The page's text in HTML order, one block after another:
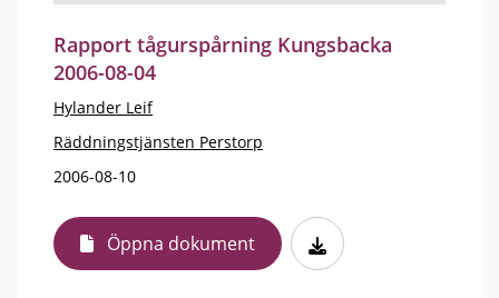
Rapport tågurspårning Kungsbacka
2006-08-04
Hylander Leif
Räddningstjänsten Perstorp
2006-08-10
Öppna dokument